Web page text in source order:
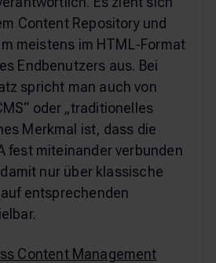
Content Repository und
meistens im HTML-Format
Endbenutzers aus. Bei
spricht man auch von
oder „traditionelles
Merkmal ist, dass die
fest miteinander verbunden
nur über klassische
entsprechenden
Content Management